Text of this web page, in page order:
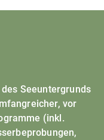
Seeuntergrunds
vor
(inkl.